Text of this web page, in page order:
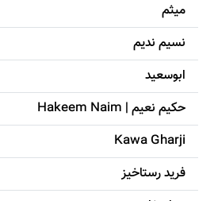
میثم
نسیم ندیم
ابوسعيد
حکيم نعيم | Hakeem Naim
Kawa Gharji
فرید رستاخیز